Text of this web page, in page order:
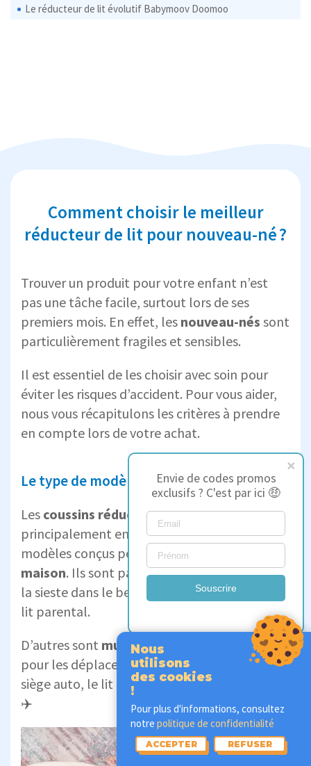
Le réducteur de lit évolutif Babymoov Doomoo
Comment choisir le meilleur
réducteur de lit pour nouveau-né ?
Trouver un produit pour votre enfant n’est
pas une tâche facile, surtout lors de ses
premiers mois. En effet, les nouveau-nés sont
particulièrement fragiles et sensibles.
Il est essentiel de les choisir avec soin pour
éviter les risques d’accident. Pour vous aider,
nous vous récapitulons les critères à prendre
en compte lors de votre achat.
Le type de modèle
Les coussins réducteurs bébése déclinent
principalement en deux catégories. Il y a des
modèles conçus pour uneutilisation à la
maison. Ils sont parfaits pour dormir ou faire
la sieste dans le berceau, sur le canapé ou le
lit parental.
D’autres sont multifonctions
et conviennent
pour les déplacements. Ils s’installent dans le
siège auto, le lit de voyage, la poussette, etc.
✈️
Envie de codes promos
exclusifs ? C'est par ici 🤑
Souscrire
Nous
utilisons
des cookies
!
Pour plus d'informations, consultez
notre politique de confidentialité
ACCEPTER REFUSER